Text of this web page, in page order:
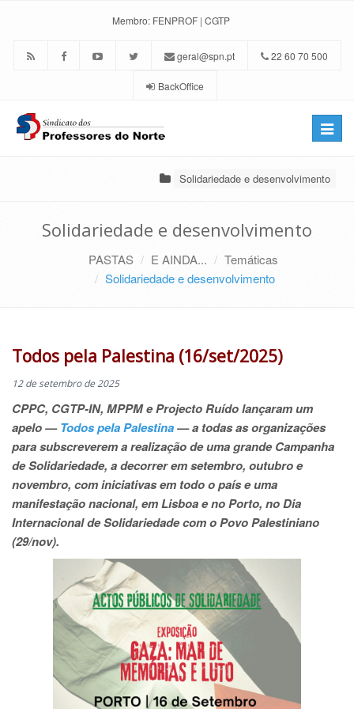
Membro: FENPROF | CGTP
geral@spn.pt 22 60 70 500
BackOffice
Toggle
Solidariedade e desenvolvimento
Solidariedade e desenvolvimento
PASTAS E AINDA...
Temáticas
Solidariedade e desenvolvimento
Todos pela Palestina (16/set/2025)
12 de setembro de 2025
CPPC, CGTP-IN, MPPM e Projecto Ruído lançaram um
apelo —Todos pela Palestina— a todas as organizações
para subscreverem a realização de uma grande Campanha
de Solidariedade, a decorrer em setembro, outubro e
novembro, com iniciativas em todo o país e uma
manifestação nacional, em Lisboa e no Porto, no Dia
Internacional de Solidariedade com o Povo Palestiniano
(29/nov).